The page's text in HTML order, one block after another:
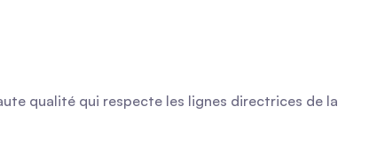
qualité qui respecte les lignes directrices de la